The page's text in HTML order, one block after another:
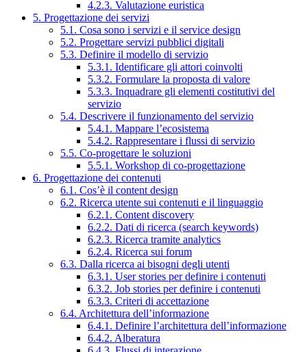
4.2.3. Valutazione euristica
5. Progettazione dei servizi
5.1. Cosa sono i servizi e il service design
5.2. Progettare servizi pubblici digitali
5.3. Definire il modello di servizio
5.3.1. Identificare gli attori coinvolti
5.3.2. Formulare la proposta di valore
5.3.3. Inquadrare gli elementi costitutivi del
servizio
5.4. Descrivere il funzionamento del servizio
5.4.1. Mappare l’ecosistema
5.4.2. Rappresentare i flussi di servizio
5.5. Co-progettare le soluzioni
5.5.1. Workshop di co-progettazione
6. Progettazione dei contenuti
6.1. Cos’è il content design
6.2. Ricerca utente sui contenuti e il linguaggio
6.2.1. Content discovery
6.2.2. Dati di ricerca (search keywords)
6.2.3. Ricerca tramite analytics
6.2.4. Ricerca sui forum
6.3. Dalla ricerca ai bisogni degli utenti
6.3.1. User stories per definire i contenuti
6.3.2. Job stories per definire i contenuti
6.3.3. Criteri di accettazione
6.4. Architettura dell’informazione
6.4.1. Definire l’architettura dell’informazione
6.4.2. Alberatura